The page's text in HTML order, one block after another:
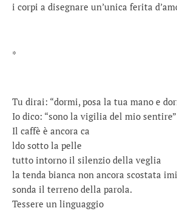
i corpi a disegnare un’unica ferita
*
Tu dirai: “dormi, posa la tua mano e
Io dico: “sono la vigilia del mio sentire”
Il caffè è ancora ca
ldo sotto la pelle
tutto intorno il silenzio della veglia
la tenda bianca non ancora scostata
sonda il terreno della parola.
Tessere un linguaggio